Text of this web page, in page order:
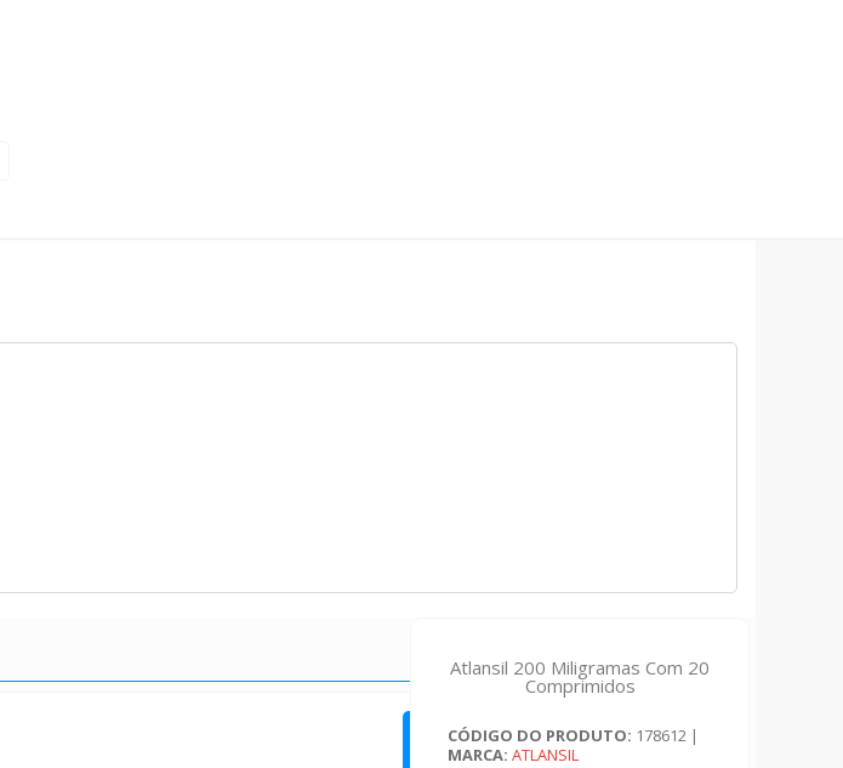
Atlansil 200 Miligramas Com 20
Comprimidos
CÓDIGO DO PRODUTO: 178612 |
MARCA: ATLANSIL
QUERO FAZER UMA AVALIAÇÃO